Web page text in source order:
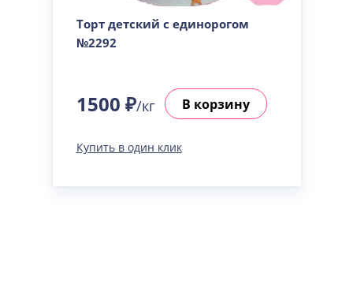
Торт детский с единорогом
№2292
1500 ₽/кг В корзину
Купить в один клик